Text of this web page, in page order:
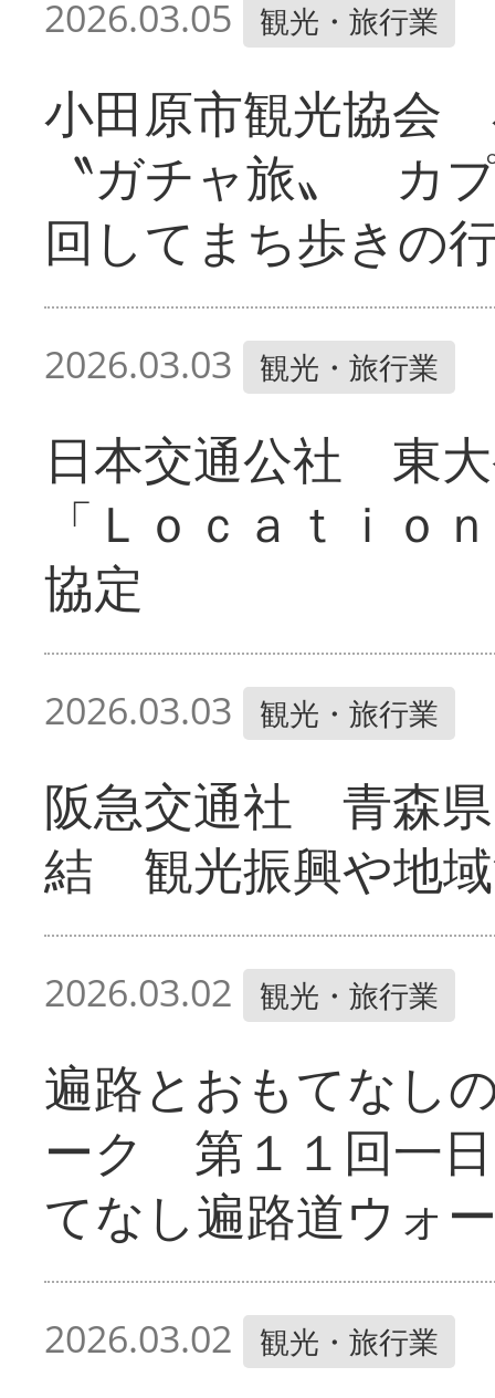
2026.03.05 観光・旅行業
小田原市観光協会
〝ガチャ旅〟 カ
回してまち歩きの
2026.03.03 観光・旅行業
日本交通公社 東
「Ｌｏｃａｔｉｏ
協定
2026.03.03 観光・旅行業
阪急交通社 青森
結 観光振興や地
2026.03.02 観光・旅行業
遍路とおもてなし
ーク 第１１回一
てなし遍路道ウォ
2026.03.02 観光・旅行業